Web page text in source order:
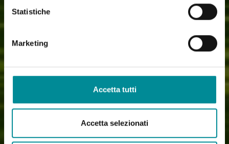
Statistiche
Marketing
Accetta tutti
Accetta selezionati